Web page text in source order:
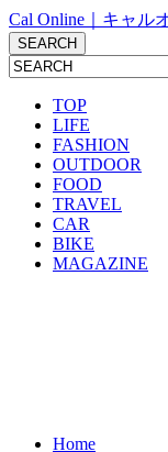
Cal Online｜キャル
TOP
LIFE
FASHION
OUTDOOR
FOOD
TRAVEL
CAR
BIKE
MAGAZINE
Home